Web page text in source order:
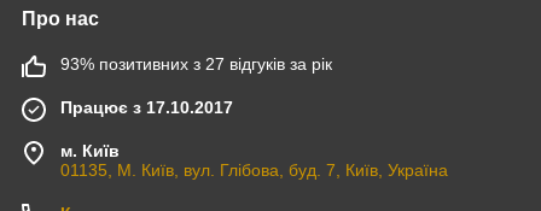
Про нас
93% позитивних з 27 відгуків за рік
Працює з 17.10.2017
м. Київ
01135, М. Київ, вул. Глібова, буд. 7, Київ, Україна